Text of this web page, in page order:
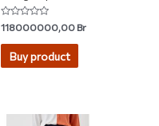
Rated
0
out
118000000,00Br
Buy product